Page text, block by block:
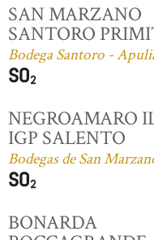
SAN MARZANO
SANTORO
Bodega Santoro -
NEGROAMARO
IGP SALENTO
Bodegas de San
BONARDA